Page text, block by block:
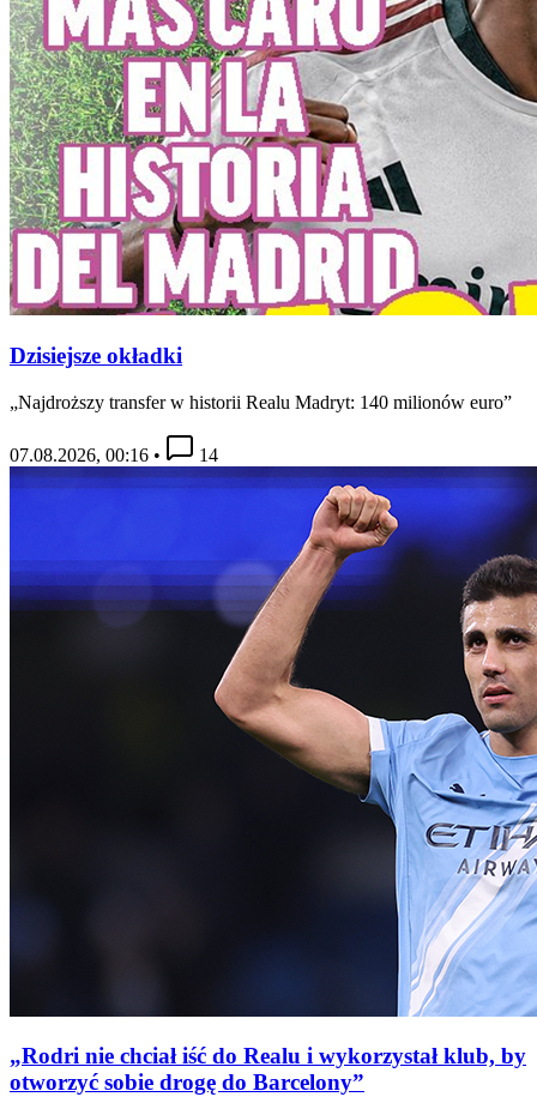
Dzisiejsze okładki
„Najdroższy transfer w historii Realu Madryt: 140 milionów euro”
07.08.2026, 00:16 • 14
„Rodri nie chciał iść do Realu i wykorzystał klub, by
otworzyć sobie drogę do Barcelony”